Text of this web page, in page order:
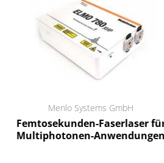
Menlo Systems GmbH
Femtosekunden-Faserlaser für
Multiphotonen-Anwendungen